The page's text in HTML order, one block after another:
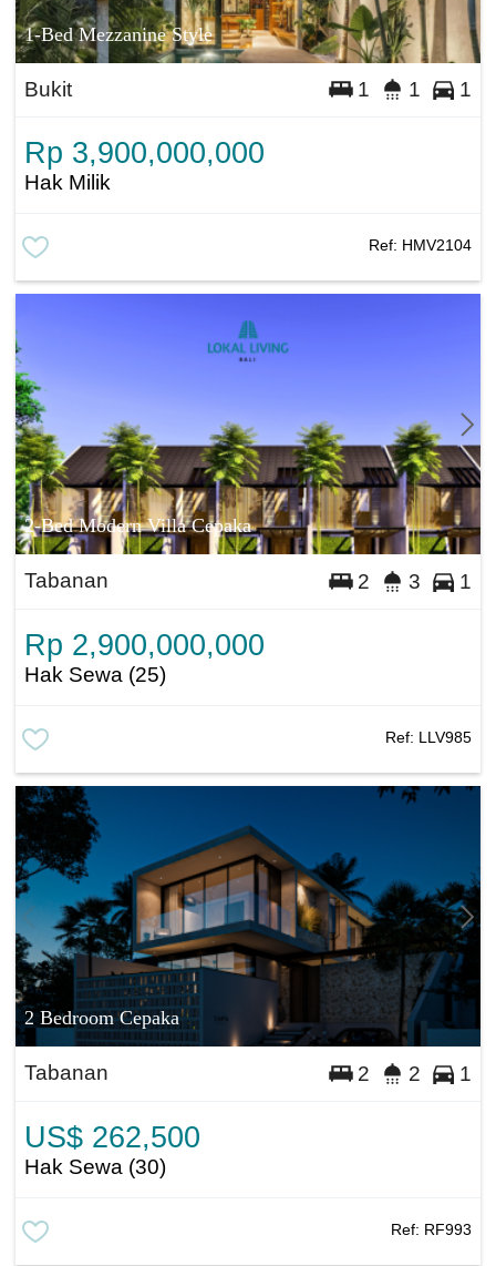
1-Bed Mezzanine Style
Bukit 1 1 1
Rp 3,900,000,000
Hak Milik
Ref: HMV2104
2-Bed Modern Villa Cepaka
Tabanan 2 3 1
Rp 2,900,000,000
Hak Sewa (25)
Ref: LLV985
2 Bedroom Cepaka
Tabanan 2 2 1
US$ 262,500
Hak Sewa (30)
Ref: RF993